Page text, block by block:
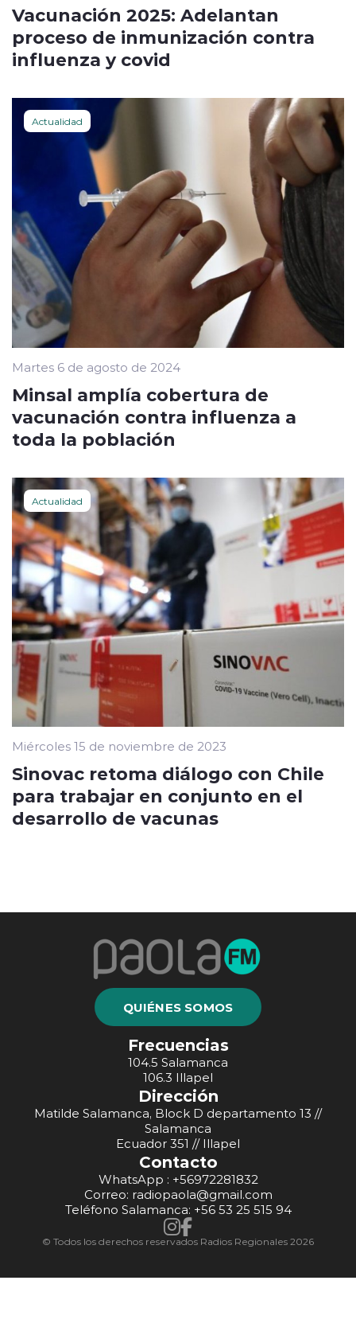
Vacunación 2025: Adelantan
proceso de inmunización contra
influenza y covid
Actualidad
Martes 6 de agosto de 2024
Minsal amplía cobertura de
vacunación contra influenza a
toda la población
Actualidad
Miércoles 15 de noviembre de 2023
Sinovac retoma diálogo con Chile
para trabajar en conjunto en el
desarrollo de vacunas
QUIÉNES SOMOS
Frecuencias
104.5 Salamanca
106.3 Illapel
Dirección
Matilde Salamanca, Block D departamento 13 //
Salamanca
Ecuador 351 // Illapel
Contacto
WhatsApp : +56972281832
Correo: radiopaola@gmail.com
Teléfono Salamanca: +56 53 25 515 94
© Todos los derechos reservados Radios Regionales 2026